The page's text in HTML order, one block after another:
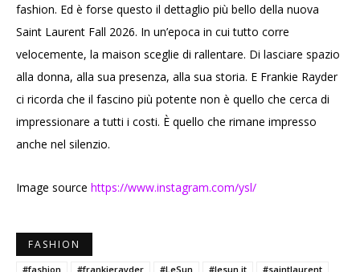
fashion. Ed è forse questo il dettaglio più bello della nuova
Saint Laurent Fall 2026. In un’epoca in cui tutto corre
velocemente, la maison sceglie di rallentare. Di lasciare spazio
alla donna, alla sua presenza, alla sua storia. E Frankie Rayder
ci ricorda che il fascino più potente non è quello che cerca di
impressionare a tutti i costi. È quello che rimane impresso
anche nel silenzio.
Image source https://www.instagram.com/ysl/
FASHION
#fashion #frankierayder #LeSun #lesun.it
#saintlaurent